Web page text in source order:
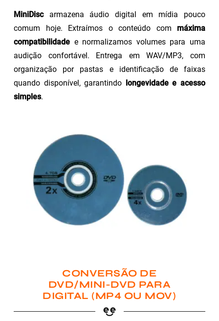
MiniDiscarmazena áudio digital em mídia pouco
comum hoje. Extraímos o conteúdo com máxima
compatibilidade e normalizamos volumes para uma
audição confortável. Entrega em WAV/MP3, com
organização por pastas e identificação de faixas
quando disponível, garantindo longevidade e acesso
simples.
CONVERSÃO DE
DVD/MINI-DVD PARA
DIGITAL (MP4 OU MOV)